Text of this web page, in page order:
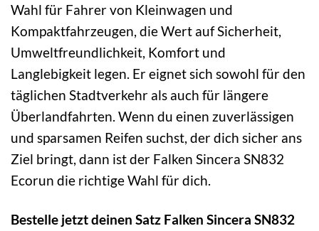
Wahl für Fahrer von Kleinwagen und
Kompaktfahrzeugen, die Wert auf Sicherheit,
Umweltfreundlichkeit, Komfort und
Langlebigkeit legen. Er eignet sich sowohl für den
täglichen Stadtverkehr als auch für längere
Überlandfahrten. Wenn du einen zuverlässigen
und sparsamen Reifen suchst, der dich sicher ans
Ziel bringt, dann ist der Falken Sincera SN832
Ecorun die richtige Wahl für dich.
Bestelle jetzt deinen Satz Falken Sincera SN832